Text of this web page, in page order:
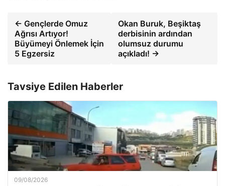
← Gençlerde Omuz
Ağrısı Artıyor!
Büyümeyi Önlemek İçin
5 Egzersiz
Okan Buruk, Beşiktaş
derbisinin ardından
olumsuz durumu
açıkladı! →
Tavsiye Edilen Haberler
09/08/2026